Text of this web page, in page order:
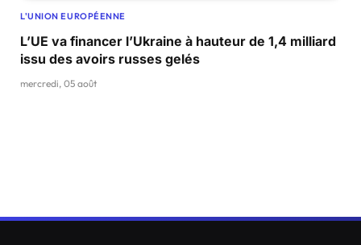
L'UNION EUROPÉENNE
L’UE va financer l’Ukraine à hauteur de 1,4 milliard
issu des avoirs russes gelés
mercredi, 05 août